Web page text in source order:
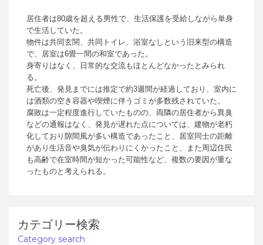
居住者は80歳を超える男性で、生活保護を受給しながら単身
で生活していた。
物件は共同玄関、共同トイレ、浴室なしという旧来型の構造
で、居室は6畳一間の和室であった。
身寄りはなく、日常的な交流もほとんどなかったとみられ
る。
死亡後、発見までには推定で約3週間が経過しており、室内に
は酒類の空き容器や喫煙に伴うゴミが多数残されていた。
腐敗は一定程度進行していたものの、両隣の居住者から異臭
などの通報はなく、発見が遅れた点については、建物が老朽
化しており隙間風が多い構造であったこと、居室同士の距離
があり生活音や臭気が伝わりにくかったこと、また周辺住民
も高齢で在室時間が短かった可能性など、複数の要因が重な
ったものと考えられる。
カテゴリー検索
Category search